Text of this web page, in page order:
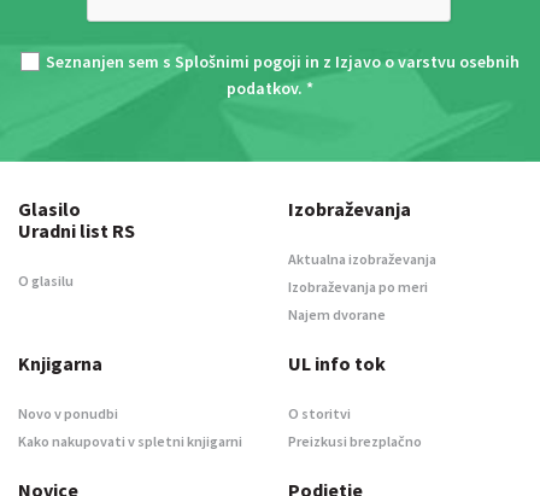
Seznanjen sem s Splošnimi pogoji in z Izjavo o varstvu osebnih
podatkov. *
Glasilo
Uradni list RS
O glasilu
Izobraževanja
Aktualna izobraževanja
Izobraževanja po meri
Najem dvorane
Knjigarna
Novo v ponudbi
Kako nakupovati v spletni knjigarni
UL info tok
O storitvi
Preizkusi brezplačno
Novice Podjetje